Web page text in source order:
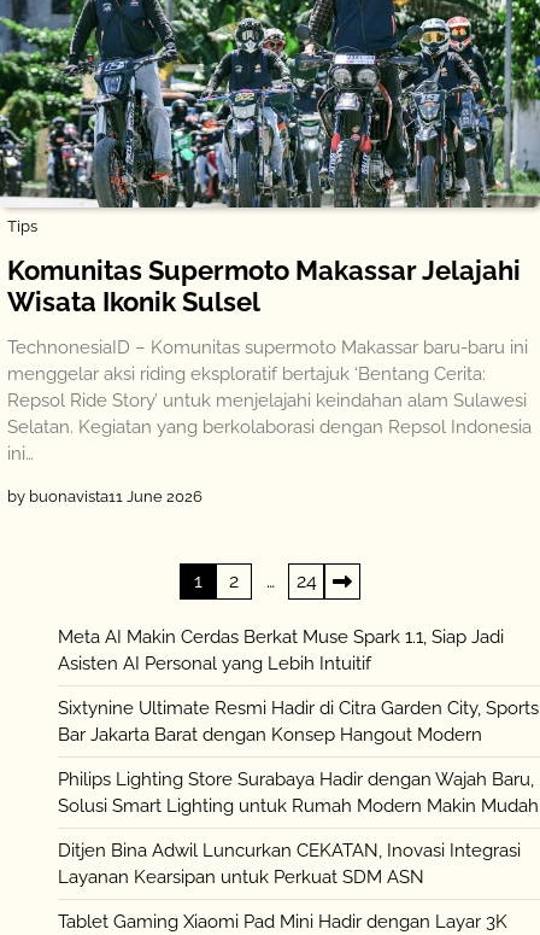
Tips
Komunitas Supermoto Makassar Jelajahi
Wisata Ikonik Sulsel
TechnonesiaID – Komunitas supermoto Makassar baru-baru ini
menggelar aksi riding eksploratif bertajuk ‘Bentang Cerita:
Repsol Ride Story’ untuk menjelajahi keindahan alam Sulawesi
Selatan. Kegiatan yang berkolaborasi dengan Repsol Indonesia
ini…
by buonavista11 June 2026
pagination
1 2 … 24
Meta AI Makin Cerdas Berkat Muse Spark 1.1, Siap Jadi
Asisten AI Personal yang Lebih Intuitif
Sixtynine Ultimate Resmi Hadir di Citra Garden City, Sports
Bar Jakarta Barat dengan Konsep Hangout Modern
Philips Lighting Store Surabaya Hadir dengan Wajah Baru,
Solusi Smart Lighting untuk Rumah Modern Makin Mudah
Ditjen Bina Adwil Luncurkan CEKATAN, Inovasi Integrasi
Layanan Kearsipan untuk Perkuat SDM ASN
Tablet Gaming Xiaomi Pad Mini Hadir dengan Layar 3K